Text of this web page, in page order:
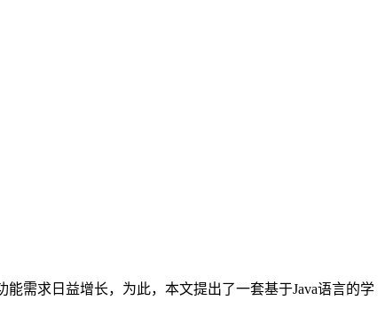
能需求日益增长，为此，本文提出了一套基于Java语言的学